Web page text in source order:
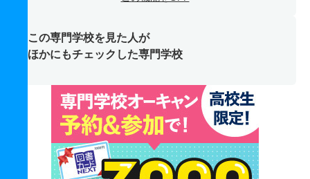
この専門学校を見た人が
ほかにもチェックした専門学校